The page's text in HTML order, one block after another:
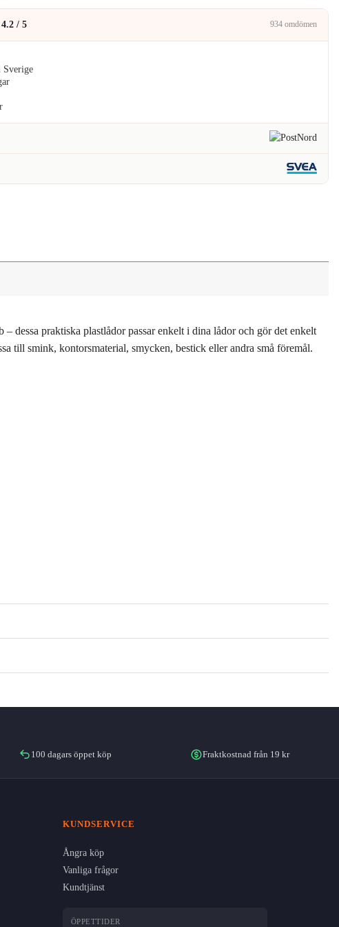
4.2 / 5 934 omdömen
dessa praktiska plastlådor passar enkelt i dina lådor och gör det enkelt
till smink, kontorsmaterial, smycken, bestick eller andra små föremål.
100 dagars öppet köp Fraktkostnad från 19 kr
KUNDSERVICE
Ångra köp
Vanliga frågor
Kundtjänst
ÖPPETTIDER